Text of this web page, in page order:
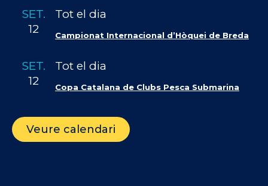
SET.
12
Tot el dia
Campionat Internacional d’Hòquei de Breda
SET.
12
Tot el dia
Copa Catalana de Clubs Pesca Submarina
Veure calendari